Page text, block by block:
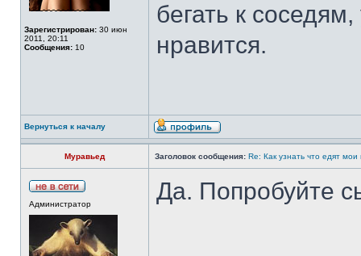
Зарегистрирован: 30 июн
2011, 20:11
Сообщения: 10
бегать к
нравится.
Вернуться к началу
Муравьед Заголовок сообщения: Re: Как узнать что едят мои
Администратор Да. Попробуйте